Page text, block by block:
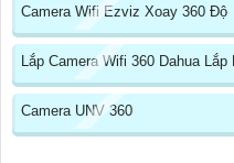
Camera Wifi Ezviz Xoay 360 Độ
Lắp Camera Wifi 360 Dahua
Camera UNV 360